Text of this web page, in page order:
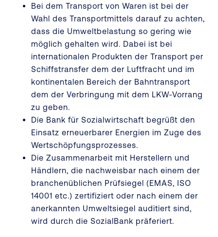
Bei dem Transport von Waren ist bei der
Wahl des Transportmittels darauf zu achten,
dass die Umweltbelastung so gering wie
möglich gehalten wird. Dabei ist bei
internationalen Produkten der Transport per
Schiffstransfer dem der Luftfracht und im
kontinentalen Bereich der Bahntransport
dem der Verbringung mit dem LKW-Vorrang
zu geben.
Die Bank für Sozialwirtschaft begrüßt den
Einsatz erneuerbarer Energien im Zuge des
Wertschöpfungsprozesses.
Die Zusammenarbeit mit Herstellern und
Händlern, die nachweisbar nach einem der
branchenüblichen Prüfsiegel (EMAS, ISO
14001 etc.) zertifiziert oder nach einem der
anerkannten Umweltsiegel auditiert sind,
wird durch die SozialBank präferiert.